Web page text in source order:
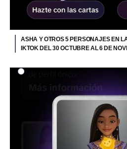
ASHA Y OTROS 5 PERSONAJES EN
IKTOK DEL 30 OCTUBRE AL 6 DE